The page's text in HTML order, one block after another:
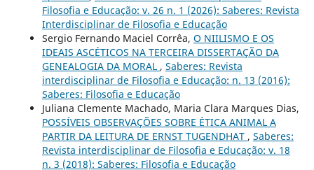
Filosofia e Educação: v. 26 n. 1 (2026): Saberes: Revista
Interdisciplinar de Filosofia e Educação
Sergio Fernando Maciel Corrêa, O NIILISMO E OS
IDEAIS ASCÉTICOS NA TERCEIRA DISSERTAÇÃO DA
GENEALOGIA DA MORAL , Saberes: Revista
interdisciplinar de Filosofia e Educação: n. 13 (2016):
Saberes: Filosofia e Educação
Juliana Clemente Machado, Maria Clara Marques Dias,
POSSÍVEIS OBSERVAÇÕES SOBRE ÉTICA ANIMAL A
PARTIR DA LEITURA DE ERNST TUGENDHAT , Saberes:
Revista interdisciplinar de Filosofia e Educação: v. 18
n. 3 (2018): Saberes: Filosofia e Educação